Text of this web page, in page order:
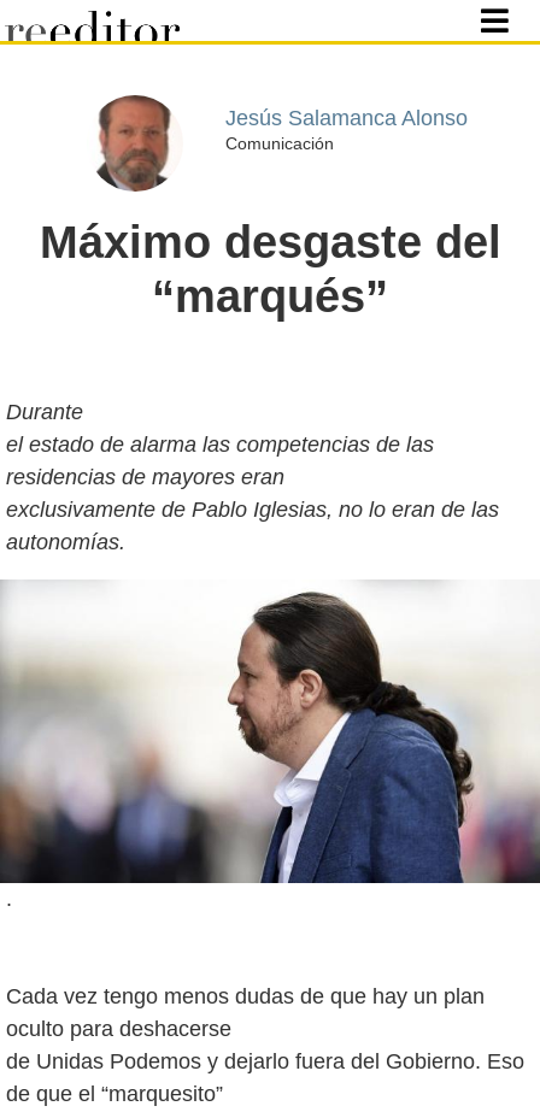
Jesús Salamanca Alonso
Comunicación
Máximo desgaste del
“marqués”
Durante
el estado de alarma las competencias de las
residencias de mayores eran
exclusivamente de Pablo Iglesias, no lo eran de las
autonomías.
.
Cada vez tengo menos dudas de que hay un plan
oculto para deshacerse
de Unidas Podemos y dejarlo fuera del Gobierno. Eso
de que el “marquesito”